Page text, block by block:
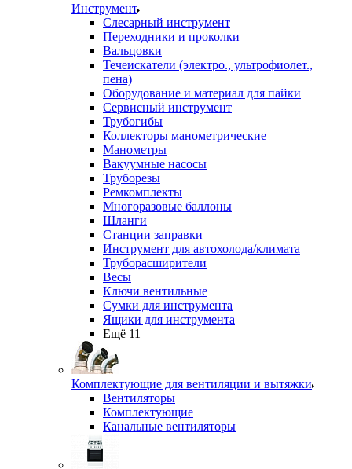
Инструмент
Слесарный инструмент
Переходники и проколки
Вальцовки
Течеискатели (электро., ультрофиолет.,
пена)
Оборудование и материал для пайки
Сервисный инструмент
Трубогибы
Коллекторы манометрические
Манометры
Вакуумные насосы
Труборезы
Ремкомплекты
Многоразовые баллоны
Шланги
Станции заправки
Инструмент для автохолода/климата
Труборасширители
Весы
Ключи вентильные
Сумки для инструмента
Ящики для инструмента
Ещё 11
Комплектующие для вентиляции и вытяжки
Вентиляторы
Комплектующие
Канальные вентиляторы